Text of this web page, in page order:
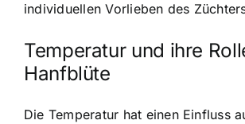
individuellen Vorlieben des
Temperatur und ihre
Hanfblüte
Die Temperatur hat einen Einfluss